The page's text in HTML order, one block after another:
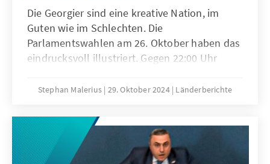
Die Georgier sind eine kreative Nation, im
Guten wie im Schlechten. Die
Parlamentswahlen am 26. Oktober haben das
eindrucksvoll illustriert. Gegen 22:00 Uhr
die Regierungspartei des Georgischen Traums
Oppositionsblöcke entfielen demnach
insgesamt 38 %. Exit Polls hatten zwei
Stunden zuvor ein gegenteiliges Bild
Stephan Malerius 29. Oktober 2024 Länderberichte